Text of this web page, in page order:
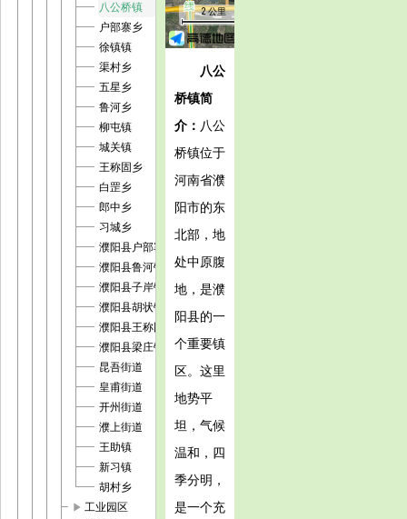
八公桥镇
户部寨乡
徐镇镇
渠村乡
五星乡
鲁河乡
柳屯镇
城关镇
王称固乡
白罡乡
郎中乡
习城乡
濮阳县户部寨镇
濮阳县鲁河镇
濮阳县子岸镇
濮阳县胡状镇
濮阳县王称固镇
濮阳县梁庄镇
昆吾街道
皇甫街道
开州街道
濮上街道
王助镇
新习镇
胡村乡
play_arrow 工业园区
2 公里
八公
桥镇简
介： 八公
桥镇位于
河南省濮
阳市的东
北部，地
处中原腹
地，是濮
阳县的一
个重要镇
区。这里
地势平
坦，气候
温和，四
季分明，
是一个充